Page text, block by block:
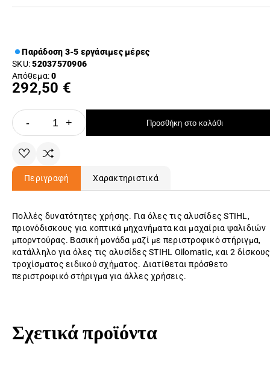
Παράδοση 3-5 εργάσιμες μέρες
SKU:52037570906
Απόθεμα:0
292,50 €
- + Προσθήκη στο καλάθι
Περιγραφή Χαρακτηριστικά
Πολλές δυνατότητες χρήσης. Για όλες τις αλυσίδες STIHL,
πριονόδισκους για κοπτικά μηχανήματα και μαχαίρια ψαλιδιών
μπορντούρας. Βασική μονάδα μαζί με περιστροφικό στήριγμα,
κατάλληλο για όλες τις αλυσίδες STIHL Oilomatic, και 2 δίσκους
τροχίσματος ειδικού σχήματος. Διατίθεται πρόσθετο
περιστροφικό στήριγμα για άλλες χρήσεις.
Σχετικά προϊόντα